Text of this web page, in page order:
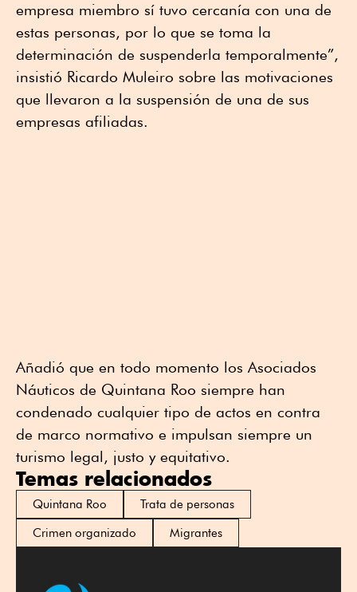
empresa miembro sí tuvo cercanía con una de
estas personas, por lo que se toma la
determinación de suspenderla temporalmente”,
insistió Ricardo Muleiro sobre las motivaciones
que llevaron a la suspensión de una de sus
empresas afiliadas.
Añadió que en todo momento los Asociados
Náuticos de Quintana Roo siempre han
condenado cualquier tipo de actos en contra
de marco normativo e impulsan siempre un
turismo legal, justo y equitativo.
Temas relacionados
Quintana Roo
Trata de personas
Crimen organizado
Migrantes